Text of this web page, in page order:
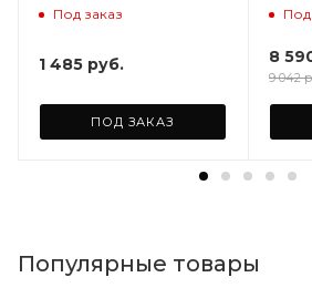
на 5 полок. Размер
Под заказ
1 485 руб.
ПОД ЗАКАЗ
Под
8
9 042
Популярные товары